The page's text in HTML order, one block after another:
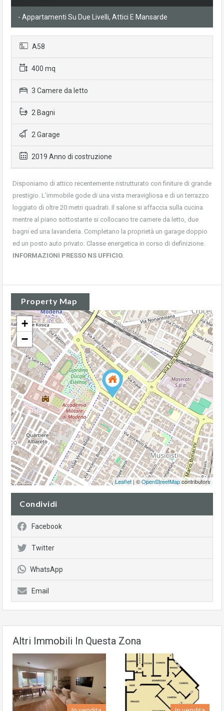
- Appartamenti Su Due Livelli, Attici E Mansarde
A58
400 mq
3 Camere da letto
2 Bagni
2 Garage
2019 Anno di costruzione
Disponiamo di attico recentemente ristrutturato con finiture di grande
prestigio. L’immobile gode di una vista meravigliosa e di un terrazzo
loggiato di oltre 20 metri quadrati. Il salone si affaccia sulla cucina
mentre al piano sottostante si collocano tre camere da letto, due
bagni ed una lavanderia. Completano la proprietà un garage doppio
ed un posto auto privato. Classe energetica in corso di definizione.
INFORMAZIONI PRESSO NS UFFICIO.
Property Map
+
−
Leaflet | ©OpenStreetMapcontributors
Condividi
Facebook
Twitter
WhatsApp
Email
Altri Immobili In Questa Zona